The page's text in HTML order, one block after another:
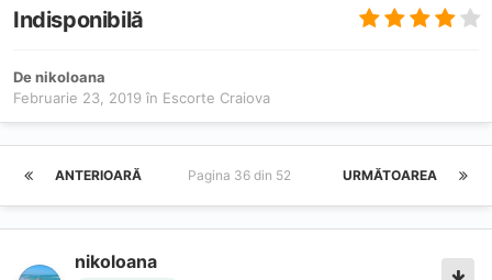
Indisponibilă
Denikoloana
Februarie 23, 2019 în Escorte Craiova
ANTERIOARĂ URMĂTOAREA
Pagina 36 din 52
nikoloana